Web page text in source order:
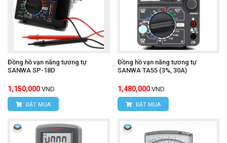
Đồng hồ vạn năng tương tự
SANWA SP-18D
1,150,000 VND
ĐẶT MUA
Đồng hồ vạn năng tương tự
SANWA TA55 (3%, 30A)
1,480,000 VND
ĐẶT MUA